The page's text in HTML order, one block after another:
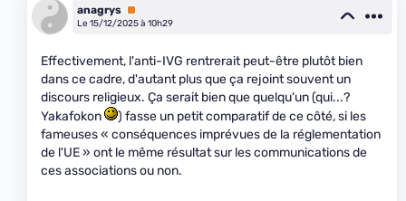
anagrys Premium
Le 15/12/2025 à 10h29
Effectivement, l'anti-IVG rentrerait peut-être plutôt bien
dans ce cadre, d'autant plus que ça rejoint souvent un
discours religieux. Ça serait bien que quelqu'un (qui...?
Yakafokon
) fasse un petit comparatif de ce côté, si les
fameuses « conséquences imprévues de la réglementation
de l'UE » ont le même résultat sur les communications de
ces associations ou non.